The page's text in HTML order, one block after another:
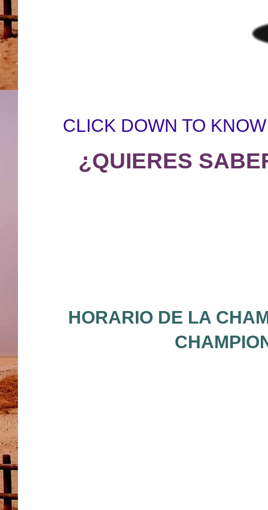
CLICK DOWN TO
¿QUIERES
HORARIO DE LA